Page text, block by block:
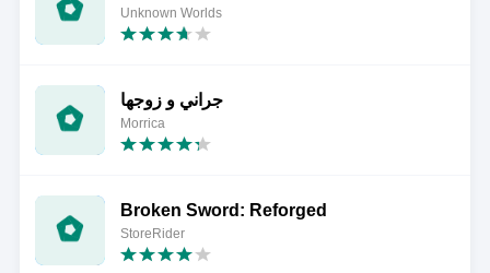
Unknown Worlds
جراني و زوجها
Morrica
Broken Sword: Reforged
StoreRider